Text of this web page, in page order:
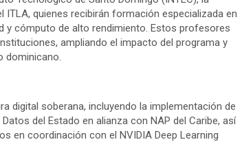
ITLA, quienes recibirán formación especializada en
y cómputo de alto rendimiento. Estos profesores
ampliando el impacto del programa y
dominicano.
digital soberana, incluyendo la implementación de
del Estado en alianza con NAP del Caribe, así
en coordinación con el NVIDIA Deep Learning